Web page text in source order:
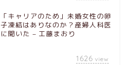
「キャリアのため」未婚女性の卵
子凍結はありなのか？産婦人科医
に聞いた – 工藤まおり
1626 view